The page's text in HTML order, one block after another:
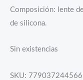
Composición: lente
de silicona.
Sin existencias
SKU: